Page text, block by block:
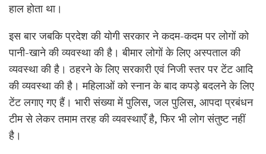
हाल होता था।
इस बार जबकि प्रदेश की योगी सरकार ने कदम-कदम पर लोगों को
पानी-खाने की व्यवस्था की है। बीमार लोगों के लिए अस्पताल की
व्यवस्था की है। ठहरने के लिए सरकारी एवं निजी स्तर पर टेंट आदि
की व्यवस्था की है। महिलाओं को स्नान के बाद कपड़े बदलने के लिए
टेंट लगाए गए हैं। भारी संख्या में पुलिस, जल पुलिस, आपदा प्रबंधन
टीम से लेकर तमाम तरह की व्यवस्थाएँ है, फिर भी लोग संतुष्ट नहीं
है।